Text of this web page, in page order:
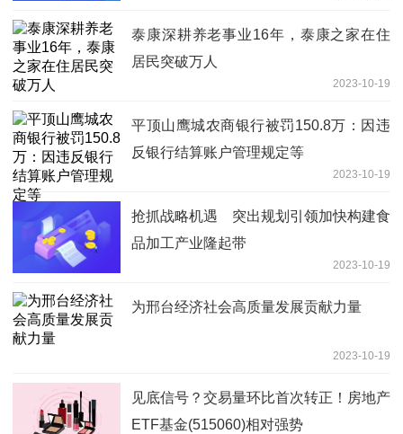
泰康深耕养老事业16年，泰康之家在住
居民突破万人
2023-10-19
平顶山鹰城农商银行被罚150.8万：因违
反银行结算账户管理规定等
2023-10-19
抢抓战略机遇 突出规划引领加快构建食
品加工产业隆起带
2023-10-19
为邢台经济社会高质量发展贡献力量
2023-10-19
见底信号？交易量环比首次转正！房地产
ETF基金(515060)相对强势